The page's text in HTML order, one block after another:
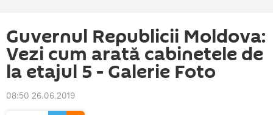
Guvernul Republicii Moldova:
Vezi cum arată cabinetele de
la etajul 5 - Galerie Foto
08:50 26.06.2019